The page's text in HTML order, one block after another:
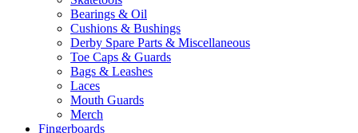
Bearings & Oil
Cushions & Bushings
Derby Spare Parts & Miscellaneous
Toe Caps & Guards
Bags & Leashes
Laces
Mouth Guards
Merch
Fingerboards